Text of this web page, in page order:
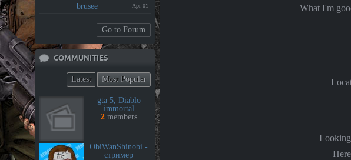
brusee Apr 01
Go to Forum
COMMUNITIES
Latest Most Popular
gta 5, Diablo
immortal
2members
ObiWanShinobi -
стример
What I'm